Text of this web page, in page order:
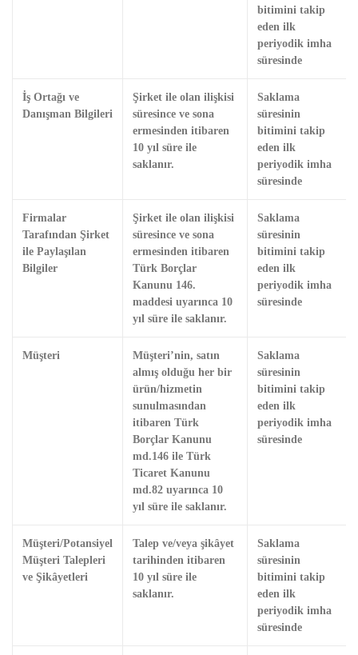
bitimini takip
eden ilk
periyodik imha
süresinde
İş Ortağı ve
Danışman Bilgileri
Şirket ile olan ilişkisi
süresince ve sona
ermesinden itibaren
10 yıl süre ile
saklanır.
Saklama
süresinin
bitimini takip
eden ilk
periyodik imha
süresinde
Firmalar
Tarafından Şirket
ile Paylaşılan
Bilgiler
Şirket ile olan ilişkisi
süresince ve sona
ermesinden itibaren
Türk Borçlar
Kanunu 146.
maddesi uyarınca 10
yıl süre ile saklanır.
Saklama
süresinin
bitimini takip
eden ilk
periyodik imha
süresinde
Müşteri
Müşteri’nin, satın
almış olduğu her bir
ürün/hizmetin
sunulmasından
itibaren Türk
Borçlar Kanunu
md.146 ile Türk
Ticaret Kanunu
md.82 uyarınca 10
yıl süre ile saklanır.
Saklama
süresinin
bitimini takip
eden ilk
periyodik imha
süresinde
Müşteri/Potansiyel
Müşteri Talepleri
ve Şikâyetleri
Talep ve/veya şikâyet
tarihinden itibaren
10 yıl süre ile
saklanır.
Saklama
süresinin
bitimini takip
eden ilk
periyodik imha
süresinde